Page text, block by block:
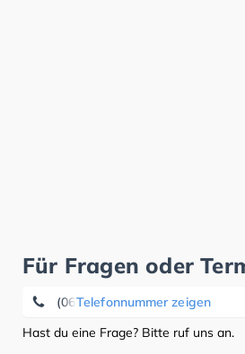
Für Fragen oder
Telefonnummer zeigen
(06349) 69 43
Hast du eine Frage? Bitte ruf uns an.